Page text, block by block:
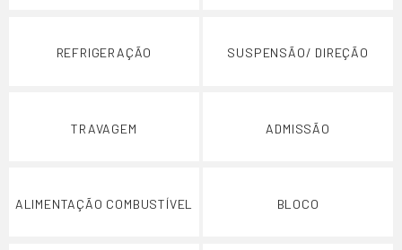
REFRIGERAÇÃO SUSPENSÃO/ DIREÇÃO
TRAVAGEM ADMISSÃO
ALIMENTAÇÃO COMBUSTÍVEL BLOCO